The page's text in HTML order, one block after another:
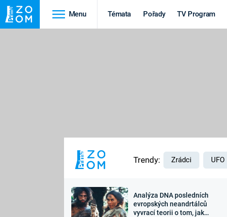
Menu Témata Pořady TV Program
Výročí
Trendy: Zrádci UFO
Analýza DNA posledních
evropských neandrtálců
vyvrací teorii o tom, jak